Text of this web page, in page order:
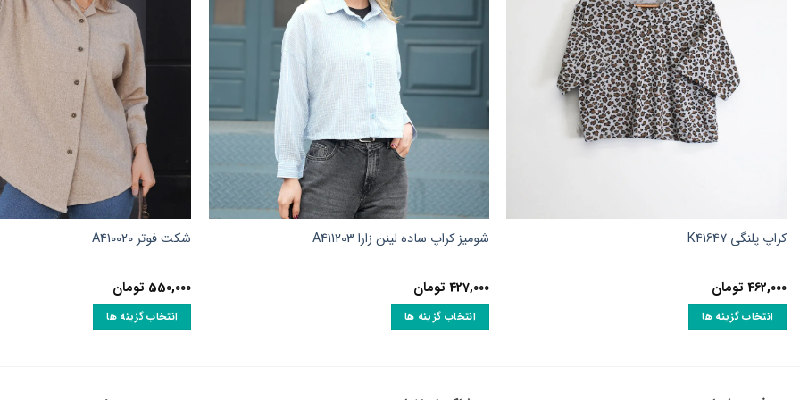
کراپ پلنگی K41647
462,000 تومان
انتخاب گزینه ها
شومیز کراپ ساده لینن زارا A411203
427,000 تومان
انتخاب گزینه ها
شکت فوتر A410020
550,000 تومان
انتخاب گزینه ها